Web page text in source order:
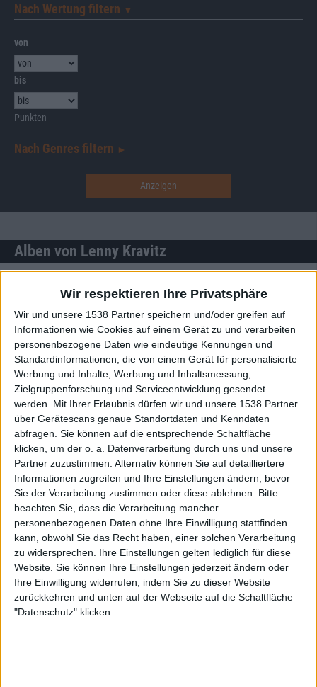
Wir respektieren Ihre Privatsphäre
Wir und unsere 1538 Partner speichern und/oder greifen auf
Informationen wie Cookies auf einem Gerät zu und verarbeiten
personenbezogene Daten wie eindeutige Kennungen und
Standardinformationen, die von einem Gerät für personalisierte
Werbung und Inhalte, Werbung und Inhaltsmessung,
Zielgruppenforschung und Serviceentwicklung gesendet
werden.
Mit Ihrer Erlaubnis dürfen wir und unsere 1538 Partner
über Gerätescans genaue Standortdaten und Kenndaten
abfragen. Sie können auf die entsprechende Schaltfläche
klicken, um der o. a. Datenverarbeitung durch uns und unsere
Partner zuzustimmen. Alternativ können Sie auf detailliertere
Informationen zugreifen und Ihre Einstellungen ändern, bevor
Sie der Verarbeitung zustimmen oder diese ablehnen.
Bitte
beachten Sie, dass die Verarbeitung mancher
personenbezogenen Daten ohne Ihre Einwilligung stattfinden
kann, obwohl Sie das Recht haben, einer solchen Verarbeitung
zu widersprechen. Ihre Einstellungen gelten lediglich für diese
Website. Sie können Ihre Einstellungen jederzeit ändern oder
Ihre Einwilligung widerrufen, indem Sie zu dieser Website
zurückkehren und unten auf der Webseite auf die Schaltfläche
"Datenschutz" klicken.
Nach Wertung filtern ▼︎
von
bis
Punkten
Nach Genres filtern ►︎
Alben von Lenny Kravitz
7/10
Review
Lenny Kravitz
Black And White America
Aktuell